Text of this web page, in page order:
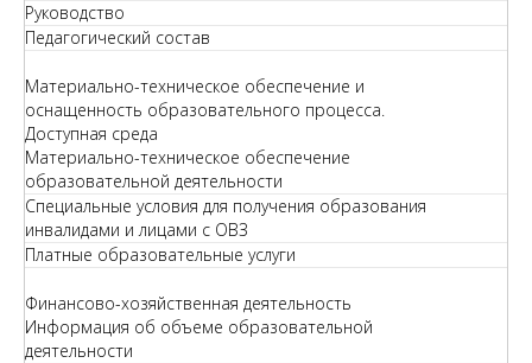
Руководство
Педагогический состав
Материально-техническое обеспечение и
оснащенность образовательного процесса.
Доступная среда
Материально-техническое обеспечение
образовательной деятельности
Специальные условия для получения образования
инвалидами и лицами с ОВЗ
Платные образовательные услуги
Финансово-хозяйственная деятельность
Информация об объеме образовательной
деятельности